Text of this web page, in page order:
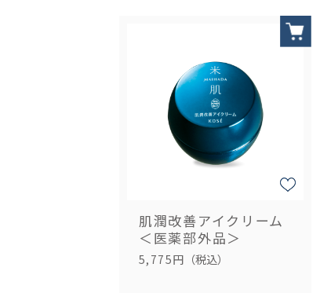
肌潤改善アイクリーム
＜医薬部外品＞
5,775円 （税込）